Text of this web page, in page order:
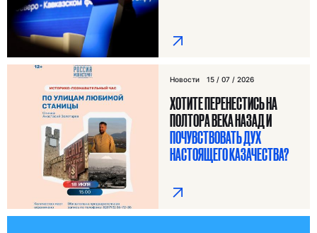
Новости 15 / 07 / 2026
ХОТИТЕ ПЕРЕНЕСТИСЬ НА
ПОЛТОРА ВЕКА НАЗАД И
ПОЧУВСТВОВАТЬ ДУХ
НАСТОЯЩЕГО КАЗАЧЕСТВА?